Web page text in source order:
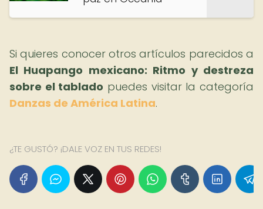
Si quieres conocer otros artículos parecidos a
El Huapango mexicano: Ritmo y destreza
sobre el tablado puedes visitar la categoría
Danzas de América Latina.
¿TE GUSTÓ? ¡DALE VOZ EN TUS REDES!